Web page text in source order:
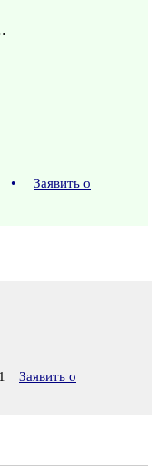
•
Заявить о
Заявить о